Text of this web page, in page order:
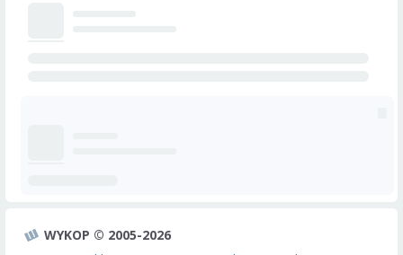
WYKOP © 2005-2026